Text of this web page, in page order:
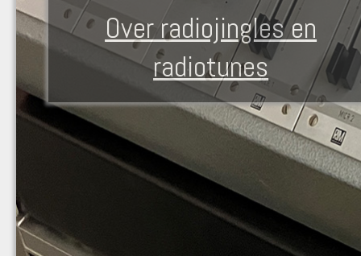
Over radiojingles en
radiotunes